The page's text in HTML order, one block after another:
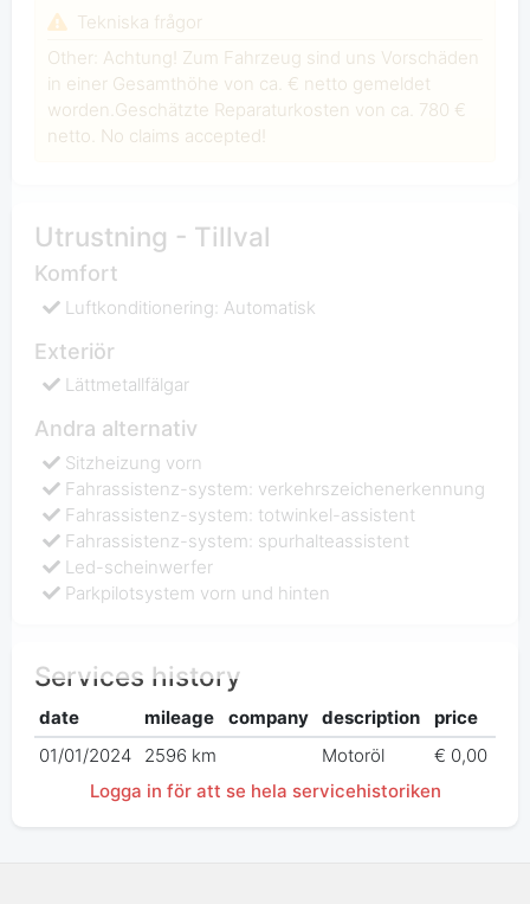
Tekniska frågor
Other: Achtung! Zum Fahrzeug sind uns Vorschäden
in einer Gesamthöhe von ca. € netto gemeldet
worden.Geschätzte Reparaturkosten von ca. 780 €
netto. No claims accepted!
Utrustning - Tillval
Komfort
Luftkonditionering: Automatisk
Exteriör
Lättmetallfälgar
Andra alternativ
Sitzheizung vorn
Fahrassistenz-system: verkehrszeichenerkennung
Fahrassistenz-system: totwinkel-assistent
Fahrassistenz-system: spurhalteassistent
Led-scheinwerfer
Parkpilotsystem vorn und hinten
Services history
date mileage company description
price
01/01/2024
2596 km Motoröl
€ 0,00
Logga in för att se hela servicehistoriken